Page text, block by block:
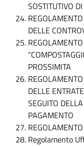
SOSTITUTIVO
DELLE
PROSSIMITA
DELLE
SEGUITO
PAGAMENTO
Regolamento